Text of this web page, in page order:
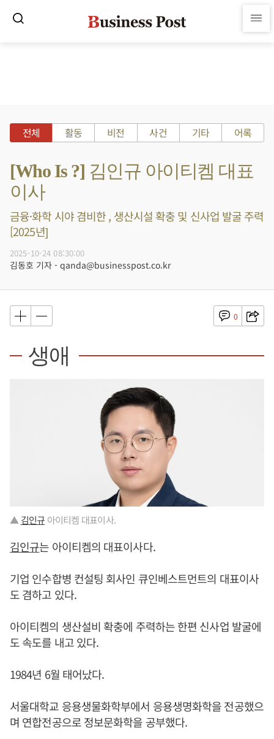
전체 활동 비전 사건 기타 어록
[Who Is ?] 김인규 아이티켐 대표
이사
금융·화학 시야 겸비한 , 생산시설 확충 및 신사업 발굴 주력
[2025년]
2025-10-24 08:30:00
김동호 기자 - qanda@businesspost.co.kr
0
생애
▲ 김인규 아이티켐 대표이사.
김인규는 아이티켐의 대표이사다.
기업 인수합병 컨설팅 회사인 큐인베스트먼트의 대표이사
도 겸하고 있다.
아이티켐의 생산설비 확충에 주력하는 한편 신사업 발굴에
도 속도를 내고 있다.
1984년 6월 태어났다.
서울대학교 응용생물화학부에서 응용생명화학을 전공했으
며 연합전공으로 정보문화학을 공부했다.